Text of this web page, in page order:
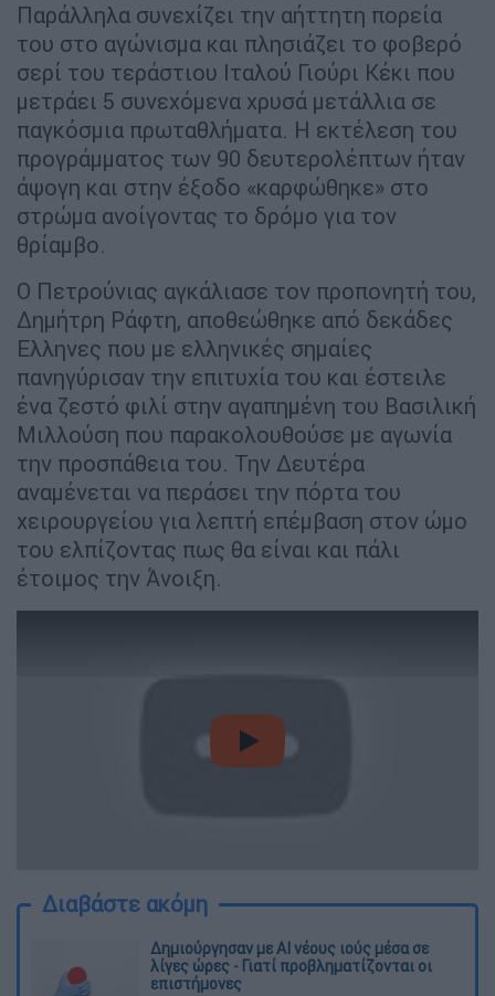
Παράλληλα συνεχίζει την αήττητη πορεία
του στο αγώνισμα και πλησιάζει το φοβερό
σερί του τεράστιου Ιταλού Γιούρι Κέκι που
μετράει 5 συνεχόμενα χρυσά μετάλλια σε
παγκόσμια πρωταθλήματα. Η εκτέλεση του
προγράμματος των 90 δευτερολέπτων ήταν
άψογη και στην έξοδο «καρφώθηκε» στο
στρώμα ανοίγοντας το δρόμο για τον
θρίαμβο.
Ο Πετρούνιας αγκάλιασε τον προπονητή του,
Δημήτρη Ράφτη, αποθεώθηκε από δεκάδες
Ελληνες που με ελληνικές σημαίες
πανηγύρισαν την επιτυχία του και έστειλε
ένα ζεστό φιλί στην αγαπημένη του Βασιλική
Μιλλούση που παρακολουθούσε με αγωνία
την προσπάθεια του. Την Δευτέρα
αναμένεται να περάσει την πόρτα του
χειρουργείου για λεπτή επέμβαση στον ώμο
του ελπίζοντας πως θα είναι και πάλι
έτοιμος την Άνοιξη.
video
Διαβάστε ακόμη
Δημιούργησαν με AI νέους ιούς μέσα σε
λίγες ώρες - Γιατί προβληματίζονται οι
επιστήμονες